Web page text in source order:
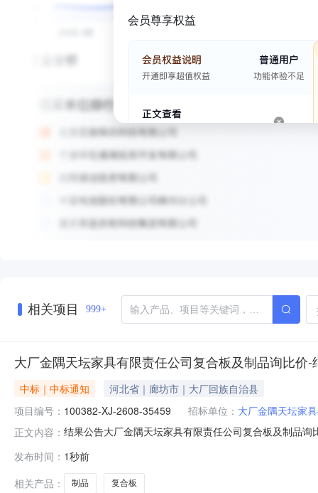
会员尊享权益
相关项目 999+
大厂金隅天坛家具有限责任公司复合板及制品询比价-
中标｜中标通知
河北省｜廊坊市｜大厂回族自治县
项目编号： 100382-XJ-2608-35459 招标单位： 大厂金隅天坛家
正文内容： 结果公告大厂金隅天坛家具有限责任公司复合板及制品
格林弗尔全屋智能家居有限责任公司请中选单位与本公
发布时间： 1秒前
相关产品：
制品 复合板